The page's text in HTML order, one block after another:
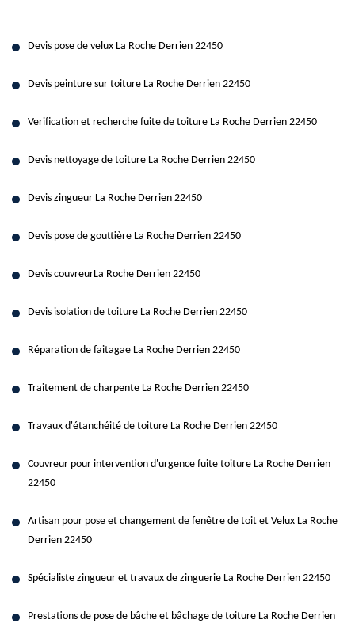
Devis pose de velux La Roche Derrien 22450
Devis peinture sur toiture La Roche Derrien 22450
Verification et recherche fuite de toiture La Roche Derrien 22450
Devis nettoyage de toiture La Roche Derrien 22450
Devis zingueur La Roche Derrien 22450
Devis pose de gouttière La Roche Derrien 22450
Devis couvreurLa Roche Derrien 22450
Devis isolation de toiture La Roche Derrien 22450
Réparation de faitagae La Roche Derrien 22450
Traitement de charpente La Roche Derrien 22450
Travaux d'étanchéité de toiture La Roche Derrien 22450
Couvreur pour intervention d'urgence fuite toiture La Roche Derrien
22450
Artisan pour pose et changement de fenêtre de toit et Velux La Roche
Derrien 22450
Spécialiste zingueur et travaux de zinguerie La Roche Derrien 22450
Prestations de pose de bâche et bâchage de toiture La Roche Derrien